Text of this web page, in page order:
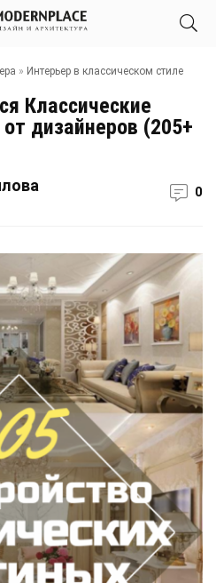
» Интерьер в классическом стиле
Классические
дизайнеров (205+
0